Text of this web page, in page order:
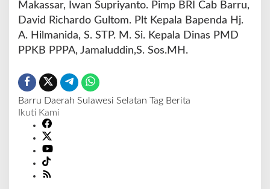
Makassar, Iwan Supriyanto. Pimp BRI Cab Barru,
David Richardo Gultom. Plt Kepala Bapenda Hj.
A. Hilmanida, S. STP. M. Si. Kepala Dinas PMD
PPKB PPPA, Jamaluddin,S. Sos.MH.
Barru Daerah Sulawesi Selatan Tag Berita
Ikuti Kami